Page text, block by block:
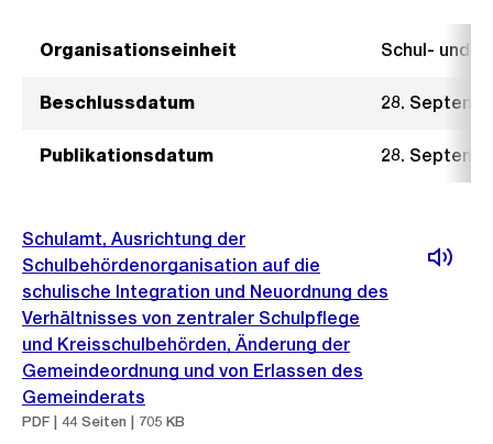
Organisationseinheit Schul- und
Beschlussdatum 28.
Publikationsdatum 28.
Schulamt, Ausrichtung der
Schulbehördenorganisation auf die
schulische Integration und Neuordnung des
Verhältnisses von zentraler Schulpflege
und Kreisschulbehörden, Änderung der
Gemeindeordnung und von Erlassen des
Gemeinderats
PDF | 44 Seiten | 705 KB